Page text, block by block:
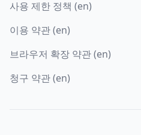
사용 제한 정책 (en)
이용 약관 (en)
브라우저 확장 약관 (en)
청구 약관 (en)